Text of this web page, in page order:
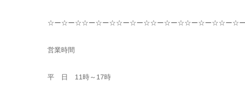
☆ー☆ー☆☆ー☆ー☆☆ー☆ー☆☆ー☆ー☆☆ー☆ー☆☆ー☆ー
営業時間
平 日 11 時～ 17時